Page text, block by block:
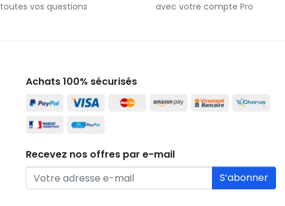
toutes vos questions
avec votre compte Pro
Achats 100% sécurisés
Recevez nos offres par e-mail
S’abonner